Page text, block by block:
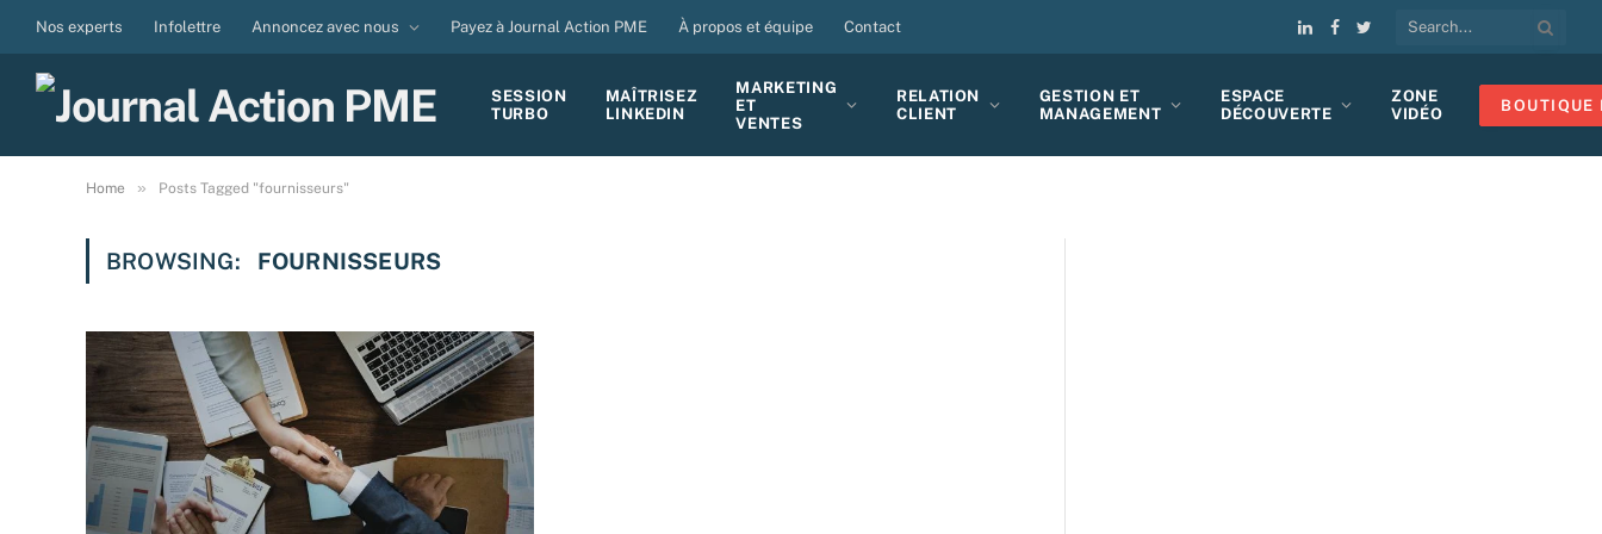
Nos experts Infolettre Annoncez avec nous Payez à Journal Action PME À propos et équipe Contact
LinkedIn
Facebook
Twitter
SESSION
TURBO
MAÎTRISEZ
LINKEDIN
MARKETING
ET
VENTES
RELATION
CLIENT
GESTION ET
MANAGEMENT
ESPACE
DÉCOUVERTE
ZONE
VIDÉO
BOUTIQUE
Home » Posts Tagged "fournisseurs"
BROWSING: FOURNISSEURS